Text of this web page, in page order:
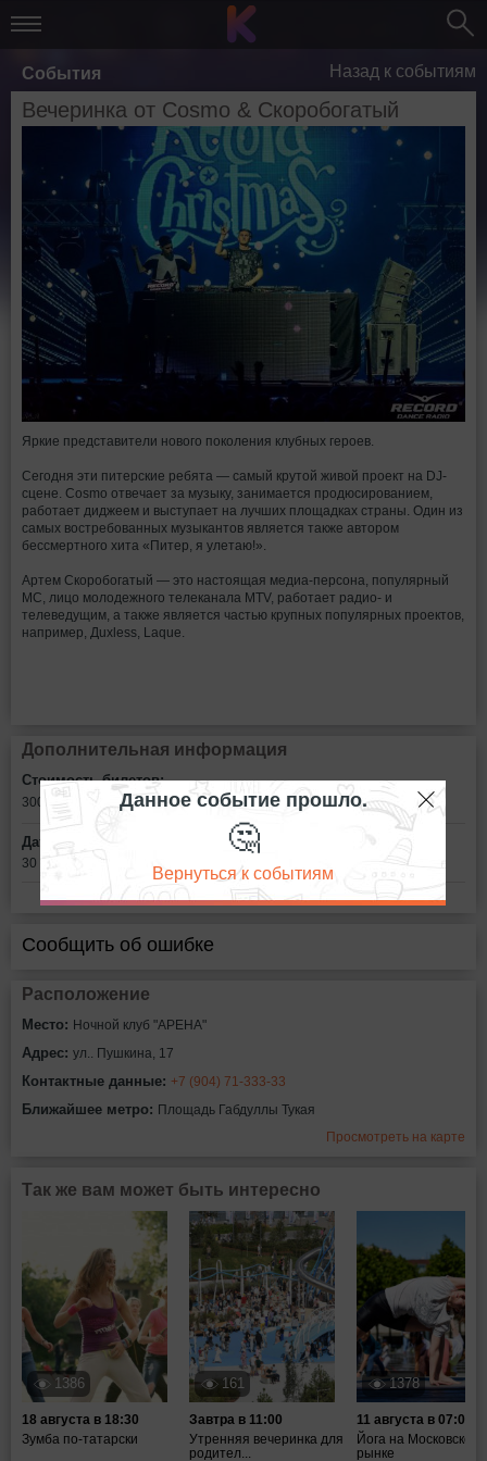
События Назад к событиям
Вечеринка от Cosmo & Скоробогатый
Яркие представители нового поколения клубных героев.
Сегодня эти питерские ребята — самый крутой живой проект на DJ-
сцене. Cosmo отвечает за музыку, занимается продюсированием,
работает диджеем и выступает на лучших площадках страны. Один из
самых востребованных музыкантов является также автором
бессмертного хита «Питер, я улетаю!».
Артем Скоробогатый — это настоящая медиа-персона, популярный
МС, лицо молодежного телеканала МТV, работает радио- и
телеведущим, а также является частью крупных популярных проектов,
например, Дuxless, Laque.
Дополнительная информация
Стоимость билетов:
300 рублей
Дата:
30 сентября в 22:00
Сообщить об ошибке
Расположение
Место: Ночной клуб "АРЕНА"
Адрес: ул.. Пушкина, 17
Контактные данные: +7 (904) 71-333-33
Ближайшее метро: Площадь Габдуллы Тукая
Просмотреть на карте
Так же вам может быть интересно
1386
18 августа в 18:30
Зумба по-татарски
161
Завтра в 11:00
Утренняя вечеринка для
родител...
1378
11 августа в 07:00
Йога на Московском
рынке
Данное событие прошло.
🤔
Вернуться к событиям